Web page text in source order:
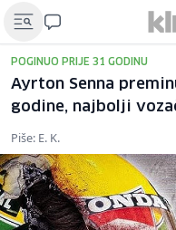
POGINUO PRIJE 31 GODINU
Ayrton Senna
godine, najbolji
Piše: E. K.